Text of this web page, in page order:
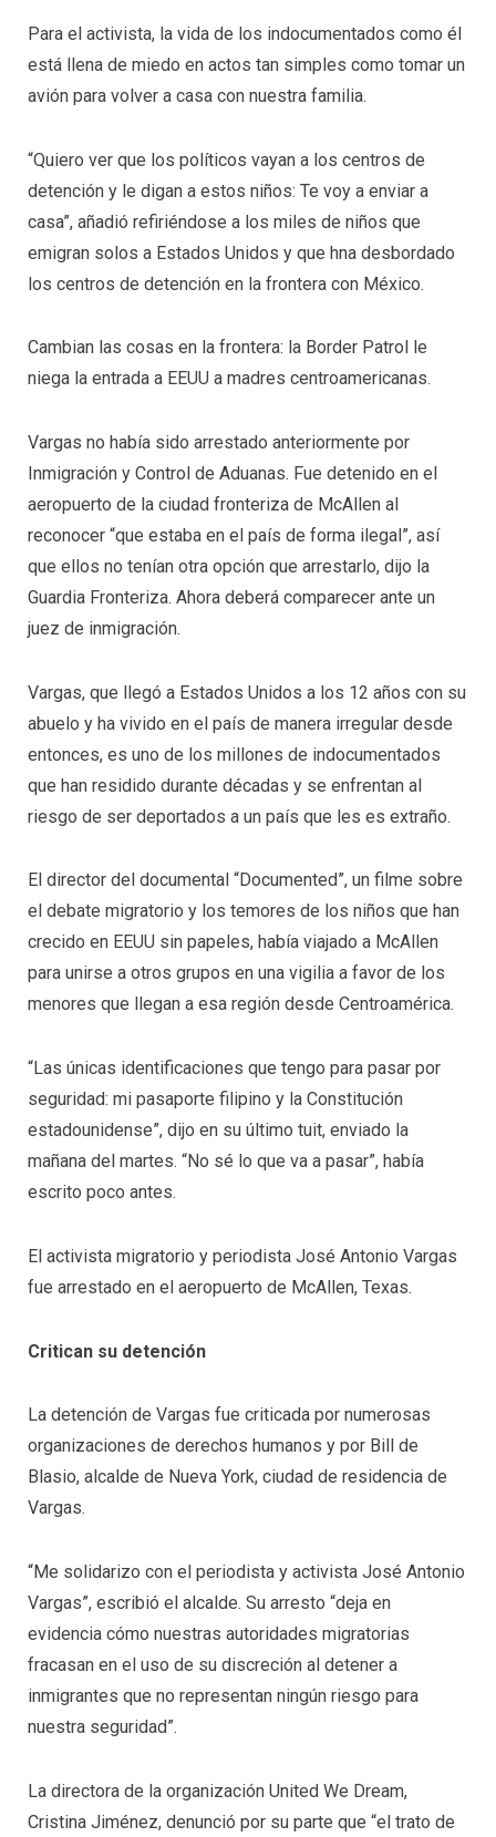
Para el activista, la vida de los indocumentados como él
está llena de miedo en actos tan simples como tomar un
avión para volver a casa con nuestra familia.
“Quiero ver que los políticos vayan a los centros de
detención y le digan a estos niños: Te voy a enviar a
casa”, añadió refiriéndose a los miles de niños que
emigran solos a Estados Unidos y que hna desbordado
los centros de detención en la frontera con México.
Cambian las cosas en la frontera: la Border Patrol le
niega la entrada a EEUU a madres centroamericanas.
Vargas no había sido arrestado anteriormente por
Inmigración y Control de Aduanas. Fue detenido en el
aeropuerto de la ciudad fronteriza de McAllen al
reconocer “que estaba en el país de forma ilegal”, así
que ellos no tenían otra opción que arrestarlo, dijo la
Guardia Fronteriza. Ahora deberá comparecer ante un
juez de inmigración.
Vargas, que llegó a Estados Unidos a los 12 años con su
abuelo y ha vivido en el país de manera irregular desde
entonces, es uno de los millones de indocumentados
que han residido durante décadas y se enfrentan al
riesgo de ser deportados a un país que les es extraño.
El director del documental “Documented”, un filme sobre
el debate migratorio y los temores de los niños que han
crecido en EEUU sin papeles, había viajado a McAllen
para unirse a otros grupos en una vigilia a favor de los
menores que llegan a esa región desde Centroamérica.
“Las únicas identificaciones que tengo para pasar por
seguridad: mi pasaporte filipino y la Constitución
estadounidense”, dijo en su último tuit, enviado la
mañana del martes. “No sé lo que va a pasar”, había
escrito poco antes.
El activista migratorio y periodista José Antonio Vargas
fue arrestado en el aeropuerto de McAllen, Texas.
Critican su detención
La detención de Vargas fue criticada por numerosas
organizaciones de derechos humanos y por Bill de
Blasio, alcalde de Nueva York, ciudad de residencia de
Vargas.
“Me solidarizo con el periodista y activista José Antonio
Vargas”, escribió el alcalde. Su arresto “deja en
evidencia cómo nuestras autoridades migratorias
fracasan en el uso de su discreción al detener a
inmigrantes que no representan ningún riesgo para
nuestra seguridad”.
La directora de la organización United We Dream,
Cristina Jiménez, denunció por su parte que “el trato de